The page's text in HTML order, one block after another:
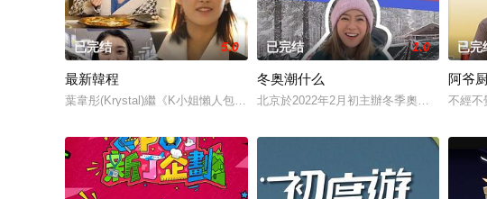
已完结 5.0
最新韓程
葉韋彤(Krystal)繼《K小姐懶人包》系列後，再帶觀眾遊走韓國。旅程以釜山、濟
已完结 1.0
冬奥潮什么
北京於2022年2月初主辦冬季奧運會，「潮
已完
阿爷
不經不